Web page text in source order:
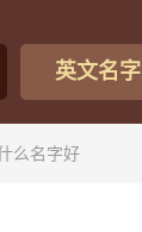
英文名字
么名字好